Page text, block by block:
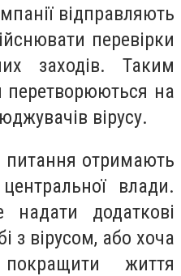
відправляють
перевірки
заходів. Таким
перетворюються на
вірусу.
питання отримають
влади.
додаткові
з вірусом, або хоча
життя